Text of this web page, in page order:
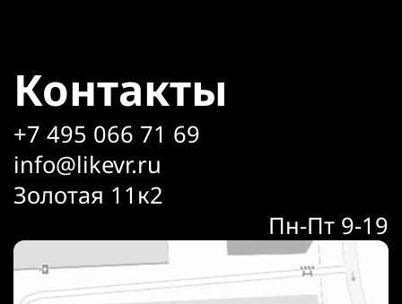
Контакты
+7 495 066 71 69
info@likevr.ru
Золотая 11к2
Пн-Пт 9-19